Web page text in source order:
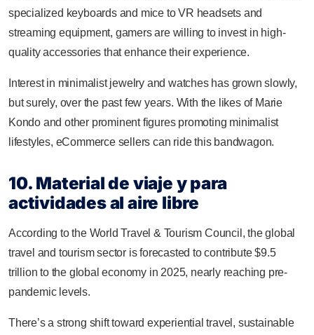
specialized keyboards and mice to VR headsets and
streaming equipment, gamers are willing to invest in high-
quality accessories that enhance their experience.
Interest in minimalist jewelry and watches has grown slowly,
but surely, over the past few years. With the likes of Marie
Kondo and other prominent figures promoting minimalist
lifestyles, eCommerce sellers can ride this bandwagon.
10. Material de viaje y para
actividades al aire libre
According to the World Travel & Tourism Council, the global
travel and tourism sector is forecasted to contribute $9.5
trillion to the global economy in 2025, nearly reaching pre-
pandemic levels.
There’s a strong shift toward experiential travel, sustainable